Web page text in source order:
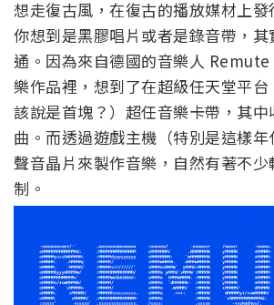
想走復古風，在復古的播放媒材上
你想到是黑膠唱片或者是錄音帶，
通。因為來自德國的音樂人 Remute
樂作品裡，想到了在超級任天堂平
該說是首塊？）超任音樂卡帶，其中
曲。而透過遊戲主機（特別是這樣
聲音晶片來製作音樂，自然有著不
制。